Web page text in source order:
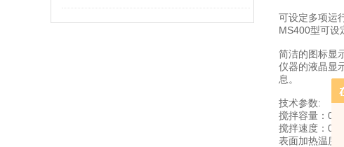
可设定多项运
MS400型可设
简洁的图标显
仪器的液晶显
息。
技术参数:
搅拌容量：
搅拌速度：
表面加热温度